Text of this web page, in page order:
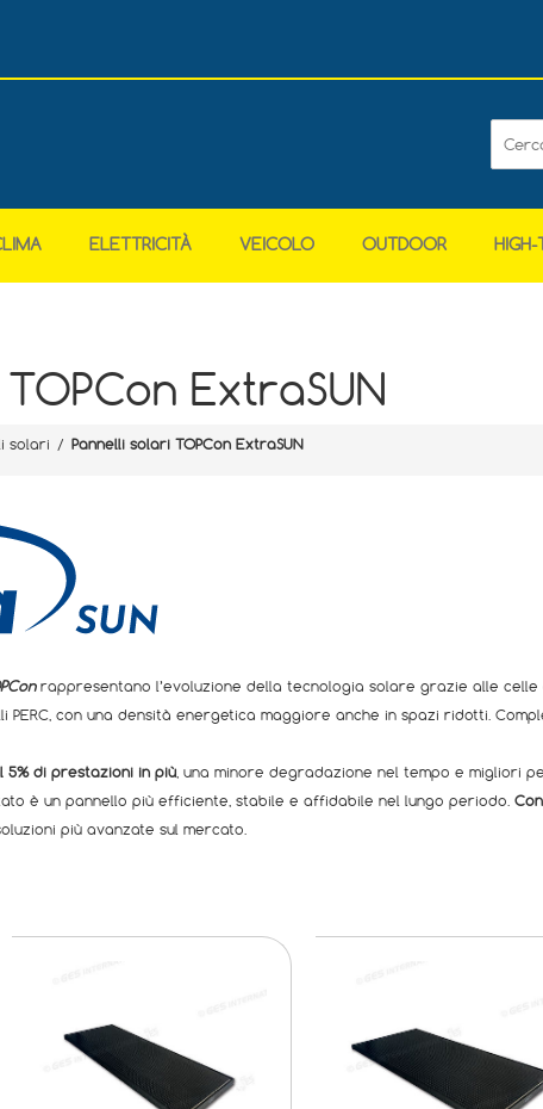
ELETTRICITÀ VEICOLO OUTDOOR HIGH-
ExtraSUN
solari / Pannelli solari TOPCon ExtraSUN
rappresentano l’evoluzione della tecnologia solare grazie alle
con una densità energetica maggiore anche in spazi ridotti.
5% di prestazioni in più, una minore degradazione nel tempo e migliori
è un pannello più efficiente, stabile e affidabile nel lungo periodo.
più avanzate sul mercato.